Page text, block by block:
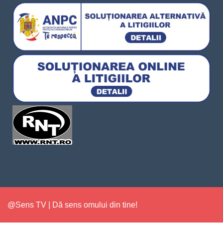
@Sens TV | Dă sens omului din tine!